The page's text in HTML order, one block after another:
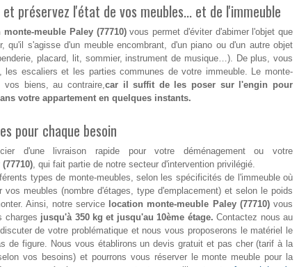
préservez l'état de vos meubles... et de l'immeuble
monte-meuble Paley (77710)vous permet d'éviter d'abimer l'objet que
qu'il s'agisse d'un meuble encombrant, d'un piano ou d'un autre objet
placard, lit, sommier, instrument de musique…). De plus, vous
les escaliers et les parties communes de votre immeuble. Le monte-
vos biens, au contraire,car il suffit de les poser sur l'engin pour
votre appartement en quelques instants.
pour chaque besoin
d'une livraison rapide pour votre déménagement ou votre
(77710), qui fait partie de notre secteur d'intervention privilégié.
types de monte-meubles, selon les spécificités de l'immeuble où
vos meubles (nombre d'étages, type d'emplacement) et selon le poids
Ainsi, notre service
location monte-meuble Paley (77710)vous
charges jusqu'à 350 kg et jusqu'au 10ème étage. Contactez nous au
de votre problématique et nous vous proposerons le matériel le
de figure. Nous vous établirons un devis gratuit et pas cher (tarif à la
vos besoins) et pourrons vous réserver le monte meuble pour la